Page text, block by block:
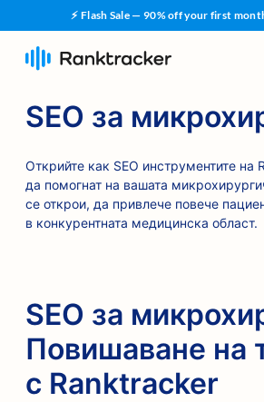
⚡ Flash Sale — 90% off your first
SEO за
Открийте как SEO инструментите на
да помогнат на вашата
се открои, да привлече повече
в конкурентната медицинска област.
SEO за
Повишаване на
с Ranktracker